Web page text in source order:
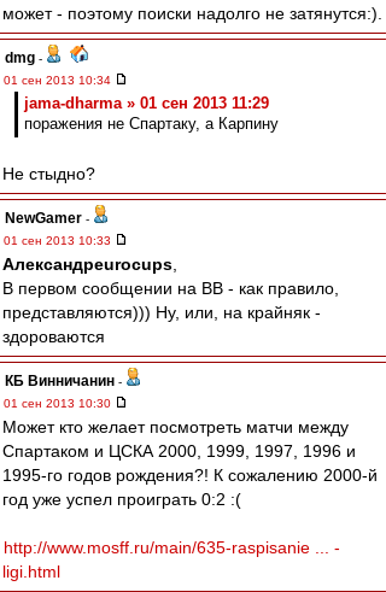
может - поэтому поиски надолго не затянутся:).
dmg -
01 сен 2013 10:34
jama-dharma » 01 сен 2013 11:29
поражения не Спартаку, а Карпину
Не стыдно?
NewGamer -
01 сен 2013 10:33
Александрeurocups
В первом сообщении на ВВ - как правило,
представляются))) Ну, или, на крайняк -
здороваются
КБ Винничанин -
01 сен 2013 10:30
Может кто желает посмотреть матчи между
Спартаком и ЦСКА 2000, 1999, 1997, 1996 и
1995-го годов рождения?! К сожалению 2000-й
год уже успел проиграть 0:2 :(
http://www.mosff.ru/main/635-raspisanie ... -
ligi.html